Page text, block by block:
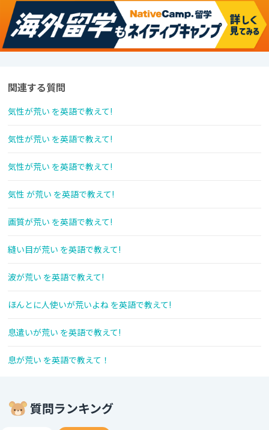
関連する質問
気性が荒い を英語で教えて!
気性が荒い を英語で教えて!
気性が荒い を英語で教えて!
気性 が荒い を英語で教えて!
画質が荒い を英語で教えて!
縫い目が荒い を英語で教えて!
波が荒い を英語で教えて!
ほんとに人使いが荒いよね を英語で教えて!
息遣いが荒い を英語で教えて!
息が荒い を英語で教えて！
質問ランキング